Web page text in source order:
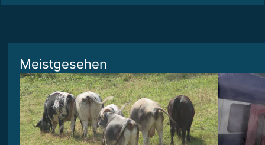
Meistgesehen